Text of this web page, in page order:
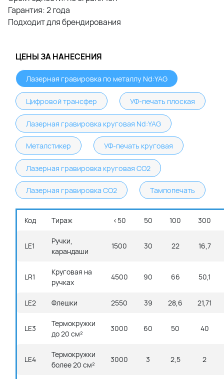
Гарантия: 2 года
Подходит для брендирования
ЦЕНЫ ЗА НАНЕСЕНИЯ
Лазерная гравировка по металлу Nd:YAG
Цифровой трансфер УФ-печать плоская
Лазерная гравировка круговая Nd:YAG
Металстикер УФ-печать круговая
Лазерная гравировка круговая CO2
Лазерная гравировка CO2 Тампопечать
Код Тираж <50 50 100 300
LE1
Ручки,
карандаши
1500 30 22 16,7
LR1
Круговая на
ручках
4500 90 66 50,1
LE2 Флешки 2550 39 28,6 21,71
LE3
Термокружки
до 20 см²
3000 60 50 40
LE4
Термокружки
более 20 см²
3000 3 2,5 2